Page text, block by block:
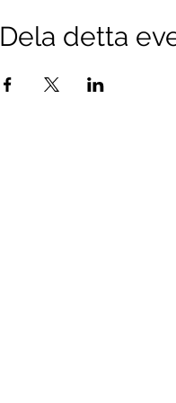
Dela detta